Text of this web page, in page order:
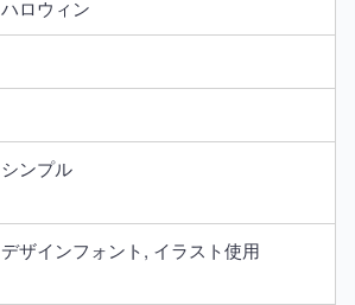
ハロウィン
シンプル
デザインフォント, イラスト使用